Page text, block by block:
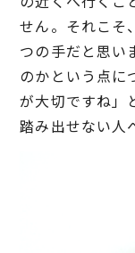
せん。それこそ
つの手だと思い
のかという点に
が大切ですね」
踏み出せない人